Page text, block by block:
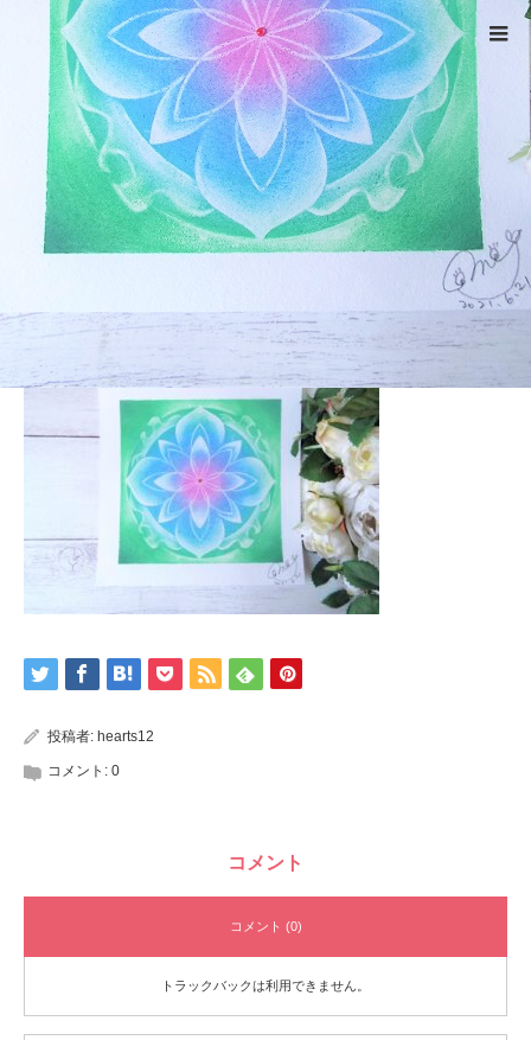
ホーム DSCF4566
Warning : ltrim() expects parameter 1 to be string, object given
/home/xs524725/reiki-kumamoto.com/public_html/wp-
includes/formatting.phpon line4343
DSCF4566
投稿者: hearts12
コメント: 0
コメント
コメント (0)
トラックバックは利用できません。